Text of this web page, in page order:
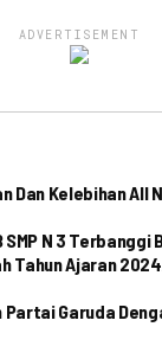
ADVERTISEMENT
Dan Kelebihan All
SMP N 3
Tahun Ajaran
Partai Garuda